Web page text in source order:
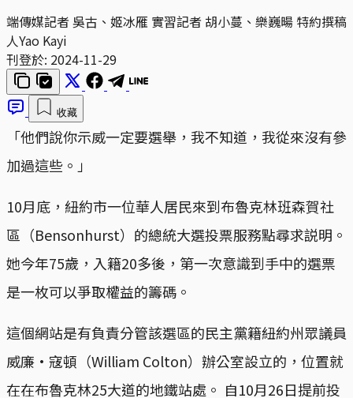
端傳媒記者 吳古、姬冰雁 實習記者 胡小蔓、樂巍暘 特約撰稿
人Yao Kayi
刊登於: 2024-11-29
收藏
「他們說你示威一定要選舉，我不知道，我從來沒有參
加過這些。」
10月底，紐約市一位華人居民來到布魯克林班森賀社
區（Bensonhurst）的總統大選投票服務點尋求説明。
她今年75歲，入籍20多後，第一次意識到手中的選票
是一枚可以爭取權益的籌碼。
這個網站是有負責分管該選區的民主黨籍紐約州眾議員
威廉·寇頓（William Colton）辦公室設立的，位置就
在在布魯克林25大道的地鐵站處。 自10月26日提前投